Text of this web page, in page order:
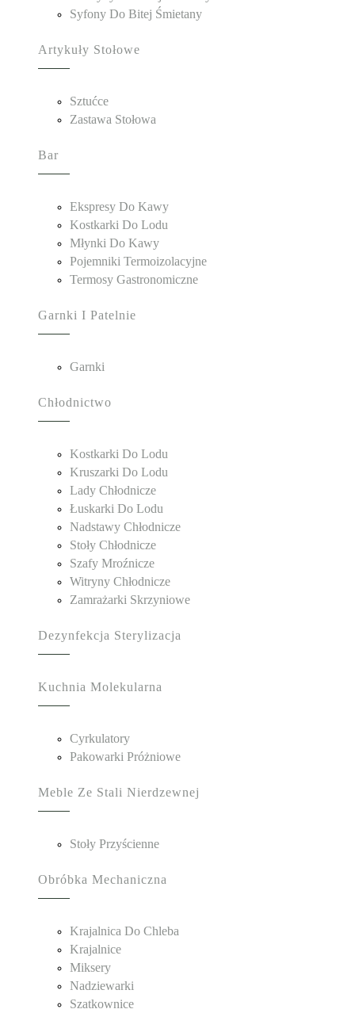
Syfony Do Bitej Śmietany
Artykuły Stołowe
Sztućce
Zastawa Stołowa
Bar
Ekspresy Do Kawy
Kostkarki Do Lodu
Młynki Do Kawy
Pojemniki Termoizolacyjne
Termosy Gastronomiczne
Garnki I Patelnie
Garnki
Chłodnictwo
Kostkarki Do Lodu
Kruszarki Do Lodu
Lady Chłodnicze
Łuskarki Do Lodu
Nadstawy Chłodnicze
Stoły Chłodnicze
Szafy Mroźnicze
Witryny Chłodnicze
Zamrażarki Skrzyniowe
Dezynfekcja Sterylizacja
Kuchnia Molekularna
Cyrkulatory
Pakowarki Próżniowe
Meble Ze Stali Nierdzewnej
Stoły Przyścienne
Obróbka Mechaniczna
Krajalnica Do Chleba
Krajalnice
Miksery
Nadziewarki
Szatkownice